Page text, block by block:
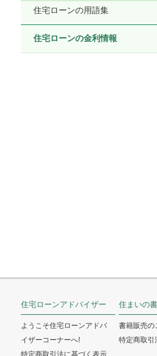
住宅ローンの用語集
住宅ローンの金利情報
住宅ローンアドバイザー
ようこそ住宅ローンアドバ
イザーコーナーへ!
特定商取引法に基づく表示
住まいの
書籍販売の
特定商取引